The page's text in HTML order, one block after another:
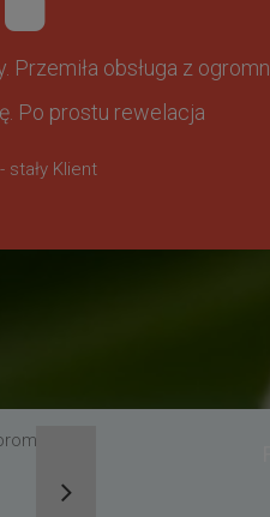
obsługa z
Po prostu rewelacja
stały Klient